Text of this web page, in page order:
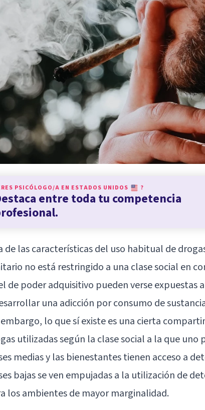
PSICÓLOGO/A EN ESTADOS UNIDOS ?
entre toda tu competencia
de las características del uso habitual de
no está restringido a una clase social en
de poder adquisitivo pueden verse expuestas
una adicción por consumo de
lo que sí existe es una cierta
utilizadas según la clase social a la que uno
medias y las bienestantes tienen acceso a
bajas se ven empujadas a la utilización de
los ambientes de mayor marginalidad.